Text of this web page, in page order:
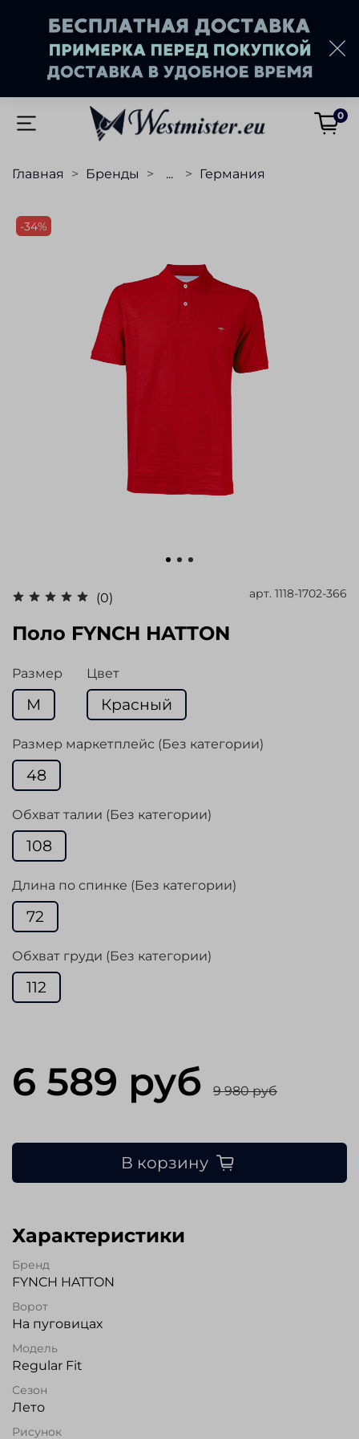
0
Главная Бренды ... Германия
-34%
(0) арт. 1118-1702-366
Поло FYNCH HATTON
Размер
M
Цвет
Красный
Размер маркетплейс (Без категории)
48
Обхват талии (Без категории)
108
Длина по спинке (Без категории)
72
Обхват груди (Без категории)
112
6 589 руб 9 980 руб
В корзину
Характеристики
Бренд
FYNCH HATTON
Ворот
На пуговицах
Модель
Regular Fit
Сезон
Лето
Рисунок